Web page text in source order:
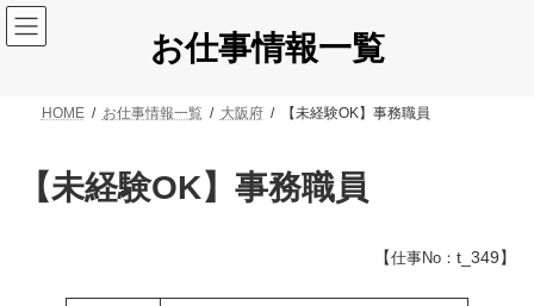
コ
ン
テ
ナ
ビ
ゲ
お仕事情報一覧
HOME お仕事情報一覧 大阪府 【未経験OK】事務職員
【未経験OK】事務職員
【仕事No： t_349】